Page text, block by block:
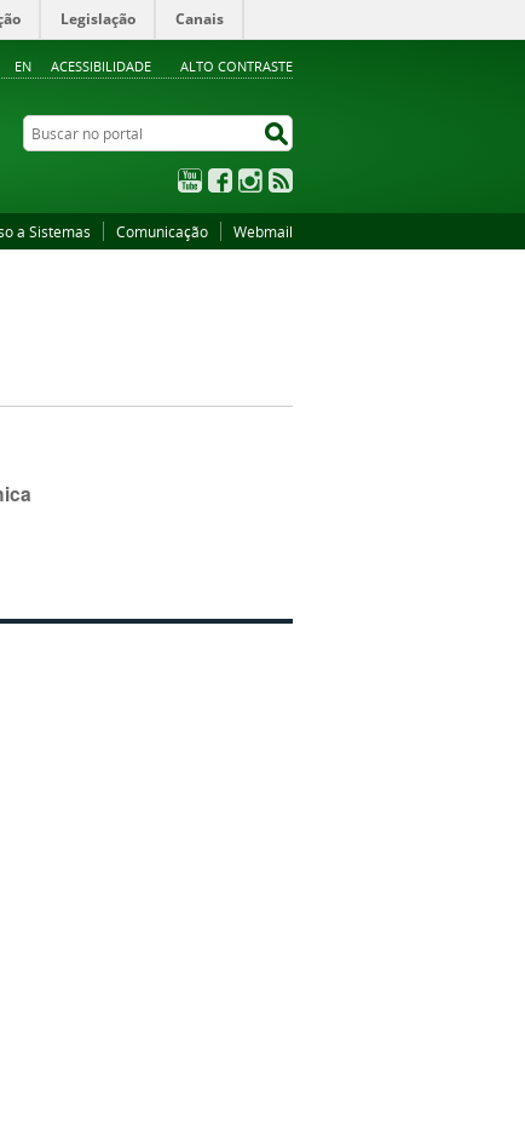
Legislação Canais
EN ACESSIBILIDADE ALTO CONTRASTE
Buscar no portal
YouTubeFacebookInstagram
a Sistemas Comunicação Webmail